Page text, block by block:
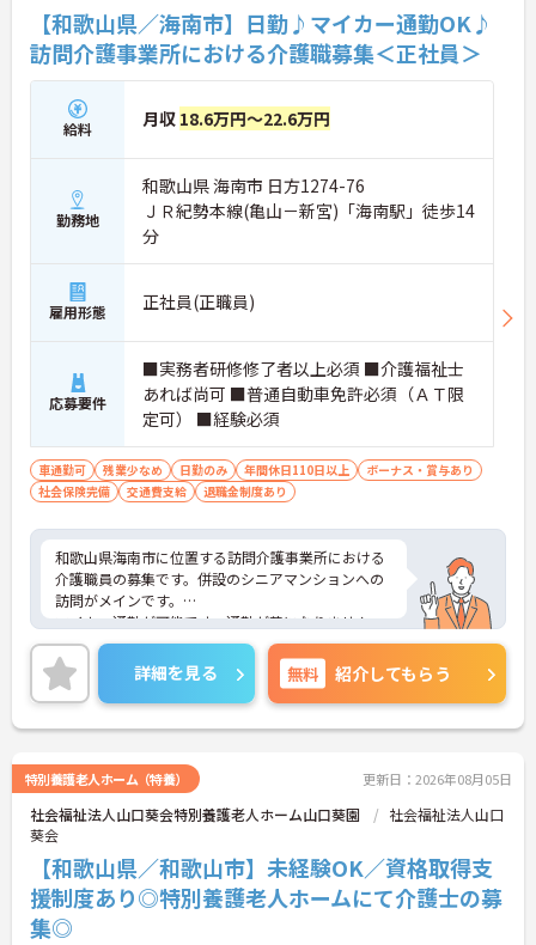
【和歌山県／海南市】日勤♪マイカー通勤OK♪
訪問介護事業所における介護職募集＜正社員＞
給料 月収 18.6万円～22.6万円
勤務地
和歌山県 海南市 日方1274-76
ＪＲ紀勢本線(亀山－新宮)「海南駅」徒歩14
分
雇用形態 正社員(正職員)
応募要件
■実務者研修修了者以上必須 ■介護福祉士
あれば尚可 ■普通自動車免許必須（ＡＴ限
定可） ■経験必須
車通勤可 残業少なめ 日勤のみ 年間休日110日以上
ボーナス・賞与あり
社会保険完備
交通費支給 退職金制度あり
和歌山県海南市に位置する訪問介護事業所における
介護職員の募集です。併設のシニアマンションへの
訪問がメインです。
マイカー通勤が可能です。通勤が苦になりません。
また、昇給・賞与制度があり、頑張りがきちんと評
価される職場です。
ご興味のある方には、面接対策ポイントなど、さら
に詳細をご案内しますのでお気軽にご相談くださ
い！
詳細を見る 無料 紹介してもらう
特別養護老人ホーム（特養） 更新日：2026年08月05日
社会福祉法人山口葵会特別養護老人ホーム山口葵園
社会福祉法人山口
葵会
【和歌山県／和歌山市】未経験OK／資格取得支
援制度あり◎特別養護老人ホームにて介護士の募
集◎